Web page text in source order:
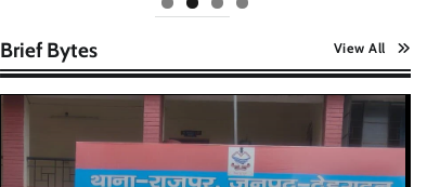
Brief Bytes View All